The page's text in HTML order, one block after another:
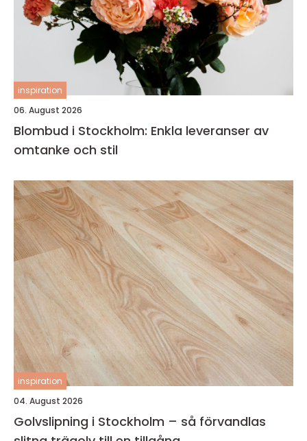
inspiration
06. August 2026
Blombud i Stockholm: Enkla leveranser av
omtanke och stil
inspiration
04. August 2026
Golvslipning i Stockholm – så förvandlas